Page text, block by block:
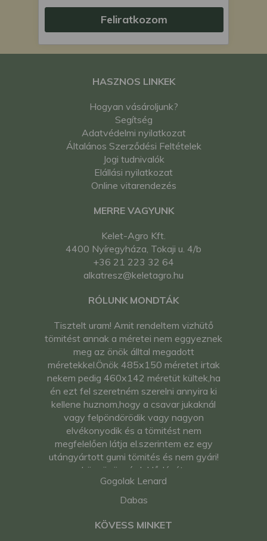
Feliratkozom
HASZNOS LINKEK
Hogyan vásároljunk?
Segítség
Adatvédelmi nyilatkozat
Általános Szerződési Feltételek
Jogi tudnivalók
Elállási nyilatkozat
Online vitarendezés
MERRE VAGYUNK
Kelet-Agro Kft.
4400 Nyíregyháza, Tokaji u. 4/b
+36 21 223 32 64
alkatresz@keletagro.hu
RÓLUNK MONDTÁK
Tisztelt uram! Amit rendeltem vizhütő
tömitést annak a méretei nem eggyeznek
meg az önök álltal megadott
méretekkel.Önök 485x150 méretet irtak
nekem pedig 460x142 méretüt kültek,ha
én ezt fel szeretném szerelni annyira ki
kellene huznom,hogy a csavar jukaknál
vagy felpöndörödik vagy nagyon
elvékonyodik és a tömitést nem
megfelelően látja el.szerintem ez egy
utángyártott gumi tömités és nem gyári!
köszönöm érdeklődését.
Tisztelettel:gogolák lénárd
Gogolak Lenard
Dabas
KÖVESS MINKET